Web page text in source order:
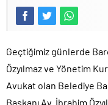
Geçtiğimiz günlerde
Özyılmaz ve Yönetim
Avukat olan Belediye
Başkanı Av. İbrahim